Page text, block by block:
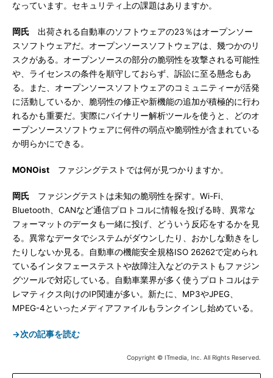
なっています。セキュリティ上の課題はありますか。
岡氏 出荷される自動車のソフトウェアの23％はオープンソー
スソフトウェアだ。オープンソースソフトウェアは、幾つかのリ
スクがある。オープンソースの部分の脆弱性を攻撃される可能性
や、ライセンスの条件を順守しておらず、訴訟に至る懸念もあ
る。また、オープンソースソフトウェアのコミュニティーが活発
に活動しているか、脆弱性の修正や新機能の追加が積極的に行わ
れるかも重要だ。実際にバイナリー解析ツールを使うと、どのオ
ープンソースソフトウェアに何件の弱点や脆弱性が含まれている
か明らかにできる。
MONOist ファジングテストでは何が見つかりますか。
岡氏 ファジングテストは未知の脆弱性を探す。Wi-Fi、
Bluetooth、CANなど通信プロトコルに情報を投げる時、異常な
フォーマットのデータも一緒に投げ、どういう反応をするかを見
る。異常なデータでシステムがダウンしたり、おかしな動きをし
たりしないか見る。自動車の機能安全規格ISO 26262で定められ
ているインタフェーステストや故障注入などのテストもファジン
グツールで対応している。自動車業界が多く使うプロトコルはテ
レマティクス向けのIP関連が多い。新たに、MP3やJPEG、
MPEG-4といったメディアファイルもランクインし始めている。
→次の記事を読む
Copyright © ITmedia, Inc. All Rights Reserved.